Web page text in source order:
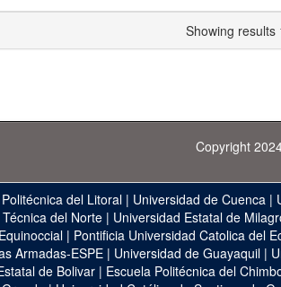
Showing results
Copyright
del Litoral | Universidad de Cuenca |
del Norte| Universidad Estatal de
| Pontificia Universidad Catolica del
Armadas-ESPE | Universidad de Guayaquil |
de Bolivar| Escuela Politécnica del